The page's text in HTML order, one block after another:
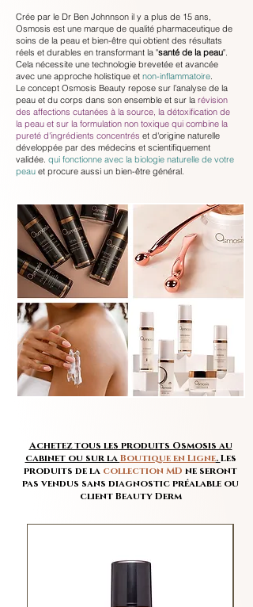
Crée par le Dr Ben Johnnson il y a plus de 15 ans,
Osmosis est une marque de qualité pharmaceutique de
soins de la peau et bien-être qui obtient des résultats
réels et durables en transformant la "santé de la peau".
Cela nécessite une technologie brevetée et avancée
avec une approche holistique et non-inflammatoire.
Le concept Osmosis Beauty repose sur l’analyse de la
peau et du corps dans son ensemble et sur la révision
des affections cutanées à la source, la détoxification de
la peau et sur la formulation non toxique qui combine la
pureté d'ingrédients concentrés et d'origine naturelle
développée par des médecins et scientifiquement
validée. qui fonctionne avec la biologie naturelle de votre
peau et procure aussi un bien-être général.
Achetez tous les produits Osmosis au
cabinet ou sur laBoutique en Ligne.Les
produits de la collection MD ne seront
pas vendus sans diagnostic préalable ou
client Beauty Derm